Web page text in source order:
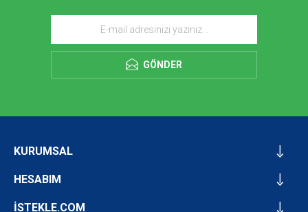
GÖNDER
KURUMSAL
HESABIM
İSTEKLE.COM